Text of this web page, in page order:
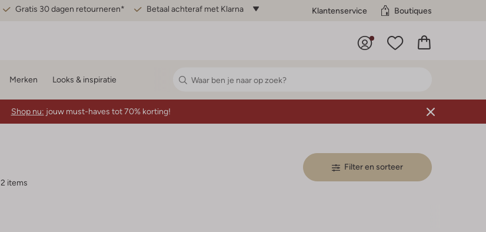
Gratis 30 dagen retourneren* Betaal achteraf met Klarna Klantenservice Boutiques
Merken Looks & inspiratie
Shop nu: jouw must-haves tot 70% korting!
2 items
Filter en sorteer